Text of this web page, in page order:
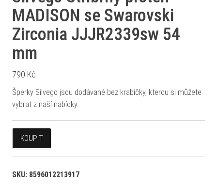
MADISON se Swarovski
Zirconia JJJR2339sw 54
mm
790 Kč
Šperky Silvego jsou dodávané bez krabičky, kterou si můžete
vybrat z naší nabídky.
KOUPIT
SKU: 8596012213917